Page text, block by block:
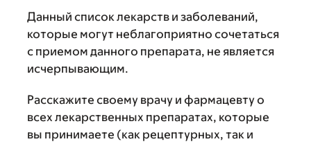
Данный список лекарств и заболеваний,
которые могут неблагоприятно сочетаться
с приемом данного препарата, не является
исчерпывающим.
Расскажите своему врачу и фармацевту о
всех лекарственных препаратах, которые
вы принимаете (как рецептурных, так и